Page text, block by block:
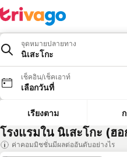
จุดหมายปลายทาง
นิเสะโกะ
เช็คอิน/เช็คเอาท์
เลือกวันที่
เรียงตาม
โรงแรมใน นิเสะโกะ (ฮ
ค่าคอมมิชชั่นมีผลต่ออันดับอย่างไร